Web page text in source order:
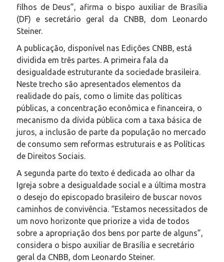
filhos de Deus”, afirma o bispo auxiliar de Brasília
(DF) e secretário geral da CNBB, dom Leonardo
Steiner.
A publicação, disponível nas Edições CNBB, está
dividida em três partes. A primeira fala da
desigualdade estruturante da sociedade brasileira.
Neste trecho são apresentados elementos da
realidade do país, como o limite das políticas
públicas, a concentração econômica e financeira, o
mecanismo da dívida pública com a taxa básica de
juros, a inclusão de parte da população no mercado
de consumo sem reformas estruturais e as Políticas
de Direitos Sociais.
A segunda parte do texto é dedicada ao olhar da
Igreja sobre a desigualdade social e a última mostra
o desejo do episcopado brasileiro de buscar novos
caminhos de convivência. “Estamos necessitados de
um novo horizonte que priorize a vida de todos
sobre a apropriação dos bens por parte de alguns”,
considera o bispo auxiliar de Brasília e secretário
geral da CNBB, dom Leonardo Steiner.